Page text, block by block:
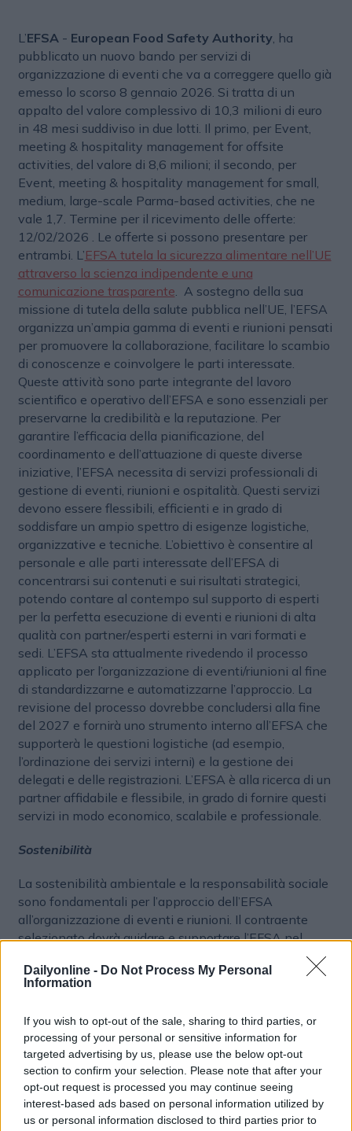
Dailyonline - Do Not Process My Personal
Information
If you wish to opt-out of the sale, sharing to third parties, or
processing of your personal or sensitive information for
targeted advertising by us, please use the below opt-out
section to confirm your selection. Please note that after your
opt-out request is processed you may continue seeing
interest-based ads based on personal information utilized by
us or personal information disclosed to third parties prior to
L’EFSA - European Food Safety Authority, ha
pubblicato un nuovo bando per servizi di
organizzazione di eventi che va a correggere quello già
emesso lo scorso 8 gennaio 2026. Si tratta di un
appalto del valore complessivo di 10,3 milioni di euro
in 48 mesi suddiviso in due lotti. Il primo, per Event,
meeting & hospitality management for offsite
activities, del valore di 8,6 milioni; il secondo, per
Event, meeting & hospitality management for small,
medium, large-scale Parma-based activities, che ne
vale 1,7. Termine per il ricevimento delle offerte:
12/02/2026 . Le offerte si possono presentare per
entrambi. L’EFSA tutela la sicurezza alimentare nell’UE
attraverso la scienza indipendente e una
comunicazione trasparente. A sostegno della sua
missione di tutela della salute pubblica nell’UE, l’EFSA
organizza un’ampia gamma di eventi e riunioni pensati
per promuovere la collaborazione, facilitare lo scambio
di conoscenze e coinvolgere le parti interessate.
Queste attività sono parte integrante del lavoro
scientifico e operativo dell’EFSA e sono essenziali per
preservarne la credibilità e la reputazione. Per
garantire l’efficacia della pianificazione, del
coordinamento e dell’attuazione di queste diverse
iniziative, l’EFSA necessita di servizi professionali di
gestione di eventi, riunioni e ospitalità. Questi servizi
devono essere flessibili, efficienti e in grado di
soddisfare un ampio spettro di esigenze logistiche,
organizzative e tecniche. L’obiettivo è consentire al
personale e alle parti interessate dell’EFSA di
concentrarsi sui contenuti e sui risultati strategici,
potendo contare al contempo sul supporto di esperti
per la perfetta esecuzione di eventi e riunioni di alta
qualità con partner/esperti esterni in vari formati e
sedi. L’EFSA sta attualmente rivedendo il processo
applicato per l’organizzazione di eventi/riunioni al fine
di standardizzarne e automatizzarne l’approccio. La
revisione del processo dovrebbe concludersi alla fine
del 2027 e fornirà uno strumento interno all’EFSA che
supporterà le questioni logistiche (ad esempio,
l’ordinazione dei servizi interni) e la gestione dei
delegati e delle registrazioni. L’EFSA è alla ricerca di un
partner affidabile e flessibile, in grado di fornire questi
servizi in modo economico, scalabile e professionale.
Sostenibilità
La sostenibilità ambientale e la responsabilità sociale
sono fondamentali per l’approccio dell’EFSA
all’organizzazione di eventi e riunioni. Il contraente
selezionato dovrà guidare e supportare l’EFSA nel
monitoraggio e nella mitigazione dell’impatto sociale,
economico e ambientale delle sue attività, utilizzando
indicatori chiaramente definiti per monitorarne le
dell’ospitalità, che dovrebbe essere integrato in tutta
l’erogazione del servizio. Ciò include un’attenzione
all’estetica e un’attenzione ai dettagli elegante ma
sobria, in linea con i valori del servizio pubblico. L’EFSA
organizza eventi e riunioni che rientrano in tre
categorie principali: Scientifico, Istituzionale,